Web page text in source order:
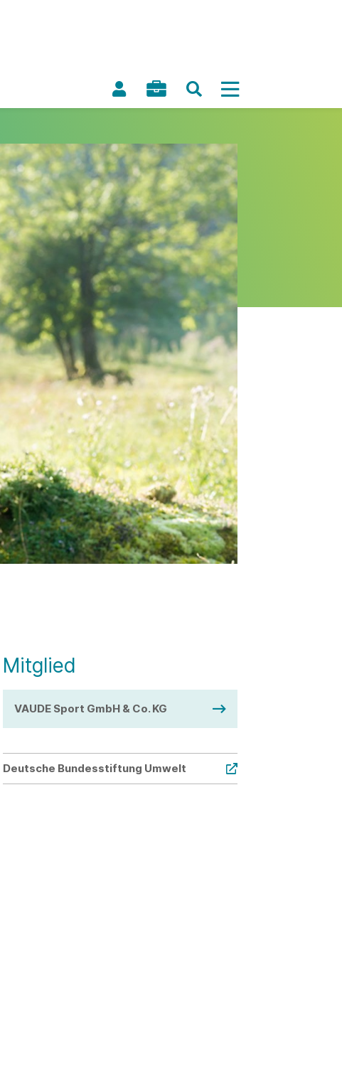
Mitglied
VAUDE Sport GmbH & Co. KG
Deutsche Bundesstiftung Umwelt